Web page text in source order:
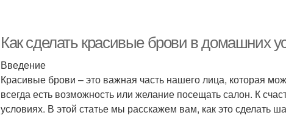
Как сделать красивые брови в домашних
Введение
Красивые брови – это важная часть нашего лица, которая
всегда есть возможность или желание посещать салон. К
условиях. В этой статье мы расскажем вам, как это сделать